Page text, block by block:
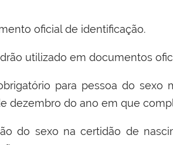
oficial de identificação.
utilizado em documentos
para pessoa do sexo
dezembro do ano em que
do sexo na certidão de